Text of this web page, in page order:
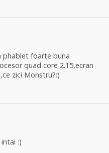
phablet foarte buna
quad core 2.15,ecran
zici Monstru?:)
:)